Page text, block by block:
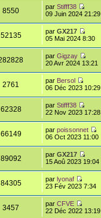
8550 parStifff38
09 Juin 2024 21:29
52135 parGX217
05 Mai 2024 8:30
parGigzay
20 Avr 2024 13:21
2761 par Bersol
06 Déc 2023 10:29
62328 parStifff38
22 Nov 2023 17:28
66149 parpoissonnet
06 Oct 2023 11:00
89092 parGX217
15 Aoû 2023 19:04
84305 parlyonaf
23 Fév 2023 7:34
3457 parCFVE
22 Déc 2022 13:19